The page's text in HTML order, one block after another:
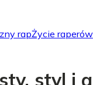
rapŻycie raperów
styl i